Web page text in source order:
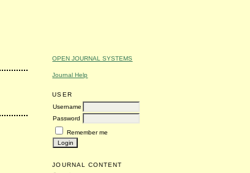
OPEN JOURNAL SYSTEMS
Journal Help
USER
Username
Password
Remember me
JOURNAL CONTENT